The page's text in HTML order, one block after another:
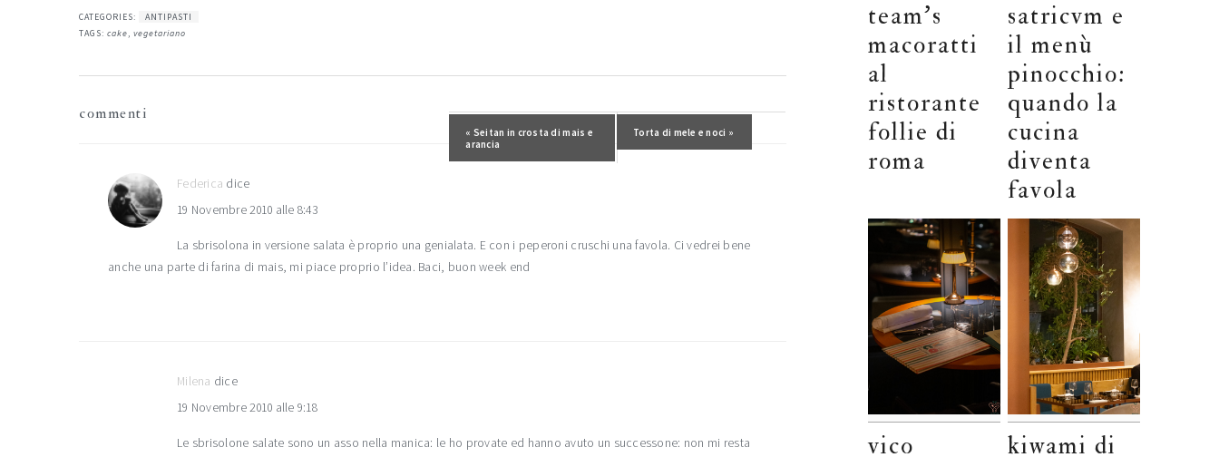
CATEGORIES:
ANTIPASTI
TAGS: cake, vegetariano
Post precedente:
« Seitan in crosta di mais e
arancia
Post successivo:
Torta di mele e noci »
del
commenti
Federica dice
19 Novembre 2010 alle 8:43
La sbrisolona in versione salata è proprio una genialata. E con i peperoni cruschi una favola. Ci vedrei bene
anche una parte di farina di mais, mi piace proprio l’idea. Baci, buon week end
Milena dice
19 Novembre 2010 alle 9:18
Le sbrisolone salate sono un asso nella manica: le ho provate ed hanno avuto un successone: non mi resta
team’s
macoratti
al
ristorante
follie di
roma
satricvm e
il menù
pinocchio:
quando la
cucina
diventa
favola
vico
kiwami di